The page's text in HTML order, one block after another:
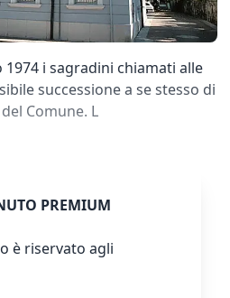
1974 i sagradini chiamati alle
successione a se stesso di
Comune. L
PREMIUM
è riservato agli